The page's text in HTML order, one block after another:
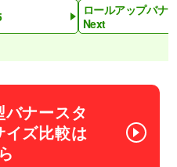
ロールアップバナ
Next
バナースタ
イズ比較は